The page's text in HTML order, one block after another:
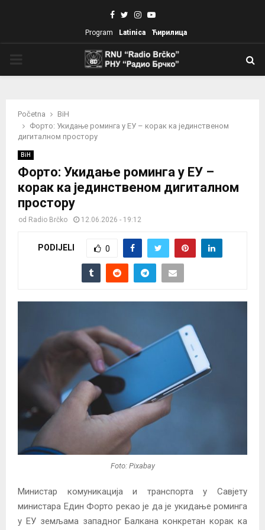
Facebook
TwitterInstagram
Youtube
Program Latinica Ћирилица
Početna
BiH
Форто: Укидање роминга у ЕУ – корак ка јединственом
дигиталном простору
BiH
Форто: Укидање роминга у ЕУ –
корак ка јединственом дигиталном
простору
od Radio Brčko 12.06.2026 - 19:12
PODIJELI 0
Foto: Pixabay
Министар комуникација и транспорта у Савјету
министара Един Форто рекао је да је укидање роминга
у ЕУ земљама западног Балкана конкретан корак ка